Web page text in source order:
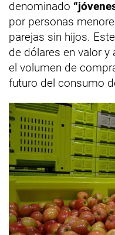
denominado
por personas
parejas sin hijos.
de dólares en valor
el volumen de
futuro del consumo